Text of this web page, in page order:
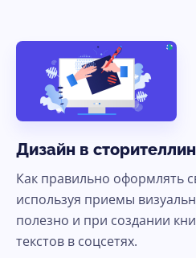
Дизайн в
Как правильно оформлять
используя приемы
полезно и при создании
текстов в соцсетях.